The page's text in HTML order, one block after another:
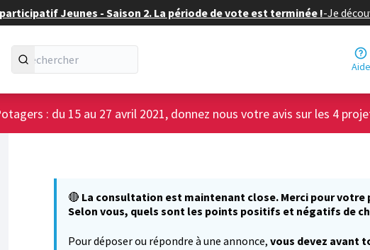
Jeunes - Saison 2. La période de vote est terminée !-Je
Aide
: du 15 au 27 avril 2021, donnez nous votre avis sur les 4
🔴 La consultation est maintenant close. Merci pour votre
Selon vous, quels sont les points positifs et négatifs de
Pour déposer ou répondre à une annonce, vous devez avant